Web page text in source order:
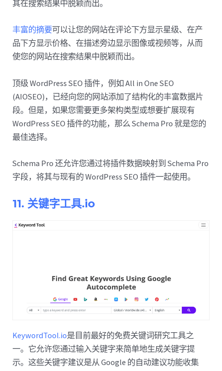
其在搜索结果中脱颖而出。
丰富的摘要可以让您的网站在评论下方显示星级、在产
品下方显示价格、在描述旁边显示图像或视频等，从而
使您的网站在搜索结果中脱颖而出。
顶级 WordPress SEO 插件，例如 All in One SEO
(AIOSEO)，已经向您的网站添加了结构化的丰富数据片
段。但是，如果您需要更多架构类型或想要扩展现有
WordPress SEO 插件的功能，那么 Schema Pro 就是您的
最佳选择。
Schema Pro 还允许您通过将插件数据映射到 Schema Pro
字段，将其与现有的 WordPress SEO 插件一起使用。
11. 关键字工具.io
KeywordTool.io是目前最好的免费关键词研究工具之
一。它允许您通过输入关键字来简单地生成关键字提
示。这些关键字建议是从 Google 的自动建议功能收集